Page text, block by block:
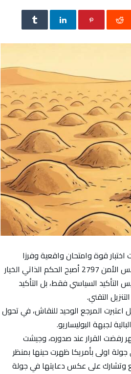
قوة وامتحان واقعية وفرزا
حاسما بين من يملك مشروعا ومن يعيش على رفضه، فمنذ قرار مجلس الأمن 2797 أصبح الحكم الذاتي الخيار
التأكيد السياسي فقط، بل التأكيد
التقني.
المرجع الوحيد للنقاش، في تحول
لجبهة البوليساريو.
التي تتخبط منذ القرار الاممي، ففي اقل من 3 اشهر رفضت القرار عند صدوره، وجيشت
اولى بأمريكا ظهرت حينها بمنظر
وتشارك على عكس دعايتها في جولة